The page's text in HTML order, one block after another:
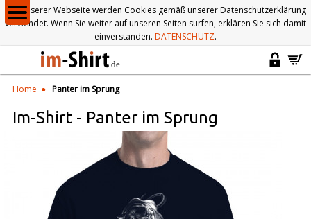
Auf unserer Webseite werden Cookies gemäß unserer Datenschutzerklärung
verwendet. Wenn Sie weiter auf unseren Seiten surfen, erklären Sie sich damit
einverstanden. DATENSCHUTZ.
Home Panter im Sprung
Im-Shirt - Panter im Sprung